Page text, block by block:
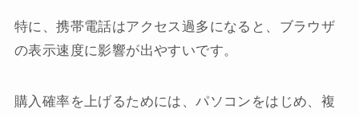
特に、携帯電話はアクセス過多になると、ブラウザ
の表示速度に影響が出やすいです。
購入確率を上げるためには、パソコンをはじめ、複